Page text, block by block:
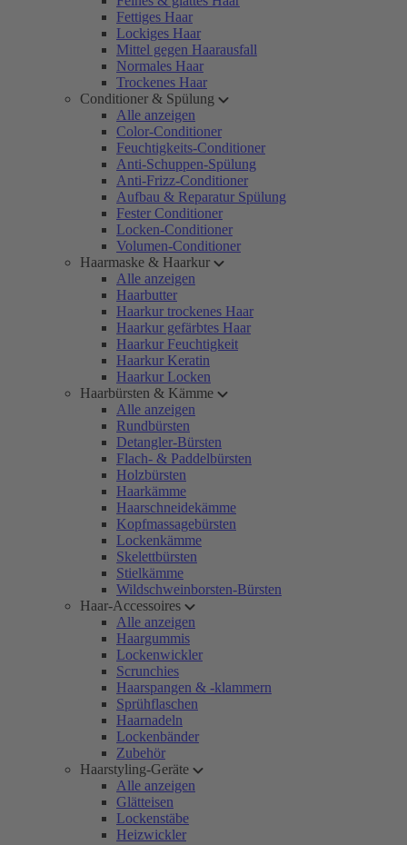
Fettiges Haar
Lockiges Haar
Mittel gegen Haarausfall
Normales Haar
Trockenes Haar
Conditioner & Spülung
Alle anzeigen
Color-Conditioner
Feuchtigkeits-Conditioner
Anti-Schuppen-Spülung
Anti-Frizz-Conditioner
Aufbau & Reparatur Spülung
Fester Conditioner
Locken-Conditioner
Volumen-Conditioner
Haarmaske & Haarkur
Alle anzeigen
Haarbutter
Haarkur trockenes Haar
Haarkur gefärbtes Haar
Haarkur Feuchtigkeit
Haarkur Keratin
Haarkur Locken
Haarbürsten & Kämme
Alle anzeigen
Rundbürsten
Detangler-Bürsten
Flach- & Paddelbürsten
Holzbürsten
Haarkämme
Haarschneidekämme
Kopfmassagebürsten
Lockenkämme
Skelettbürsten
Stielkämme
Wildschweinborsten-Bürsten
Haar-Accessoires
Alle anzeigen
Haargummis
Lockenwickler
Scrunchies
Haarspangen & -klammern
Sprühflaschen
Haarnadeln
Lockenbänder
Zubehör
Haarstyling-Geräte
Alle anzeigen
Glätteisen
Lockenstäbe
Heizwickler